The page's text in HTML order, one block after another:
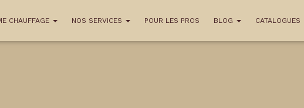
CHAUFFAGE NOS SERVICES POUR LES PROS BLOG CATALOGUES